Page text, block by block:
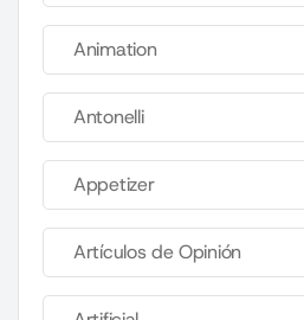
Animation
Antonelli
Appetizer
Artículos de Opinión